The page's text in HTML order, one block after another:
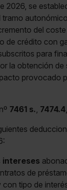
2026, se
del
de crédito con
para
la obtención
provocado
7461 s., 7474.4,
intereses
de
tipo de